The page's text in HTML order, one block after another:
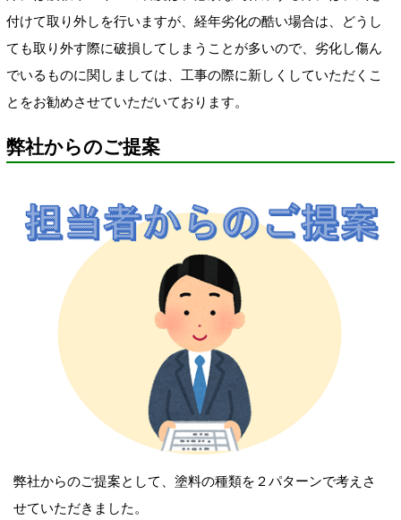
付けて取り外しを行いますが、経年劣化の酷い場合は、どうし
ても取り外す際に破損してしまうことが多いので、劣化し傷ん
でいるものに関しましては、工事の際に新しくしていただくこ
とをお勧めさせていただいております。
弊社からのご提案
弊社からのご提案として、塗料の種類を２パターンで考えさ
せていただきました。